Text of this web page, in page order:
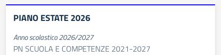
PIANO ESTATE 2026
Anno scolastico 2026/2027
PN SCUOLA E COMPETENZE 2021-2027